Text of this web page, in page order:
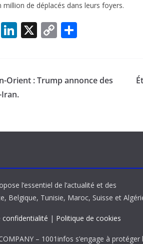
million de déplacés dans leurs foyers.
W Li
e
dI
X C
y
k
g
Orient : Trump annonce des
Iran.
l’essentiel de l’actualité et des
Belgique, Tunisie, Maroc, Suisse et
confidentialité | Politique de cookies
– 1001infos s’engage à protéger